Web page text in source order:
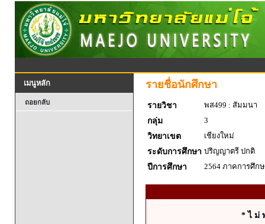
เมนูหลัก
ถอยกลับ
รายชื่อนักศึกษา
รายวิชา
พส499 : สัมมนา
กลุ่ม
3
วิทยาเขต
เชียงใหม่
ระดับการศึกษา ปริญญาตรี ปกติ
ปีการศึกษา
2564 ภาคการศึก
* ไ ม่